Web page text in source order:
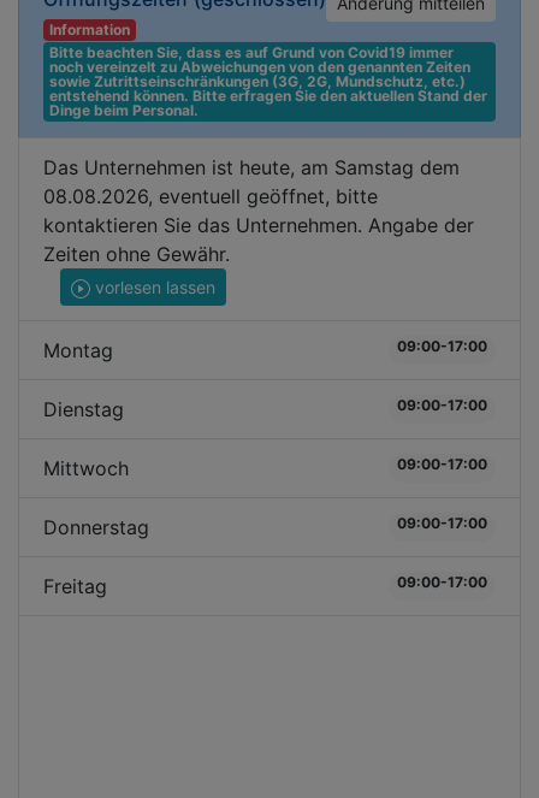
Information
Bitte beachten Sie, dass es auf Grund von Covid19 immer
noch vereinzelt zu Abweichungen von den genannten Zeiten
sowie Zutrittseinschränkungen (3G, 2G, Mundschutz, etc.)
entstehend können. Bitte erfragen Sie den aktuellen Stand der
Dinge beim Personal.
Das Unternehmen ist heute, am Samstag dem
08.08.2026, eventuell geöffnet, bitte
kontaktieren Sie das Unternehmen. Angabe der
Zeiten ohne Gewähr.
vorlesen lassen
Montag 09:00-17:00
Dienstag 09:00-17:00
Mittwoch 09:00-17:00
Donnerstag 09:00-17:00
Freitag 09:00-17:00